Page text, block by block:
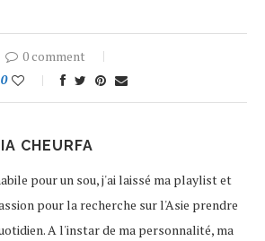
0 comment
0
CHEURFA
pour un sou, j'ai laissé ma playlist et
pour la recherche sur l'Asie prendre
A l'instar de ma personnalité, ma